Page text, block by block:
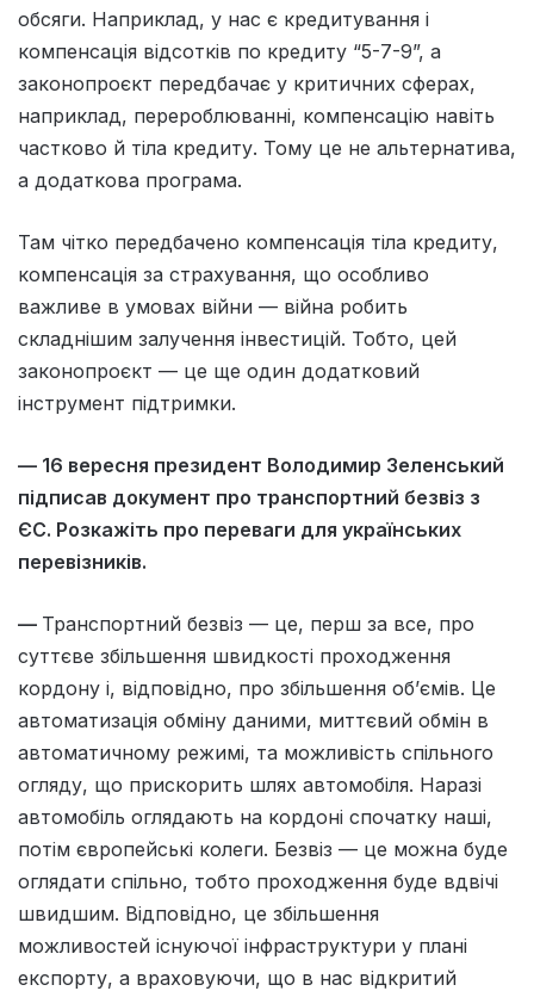
обсяги. Наприклад, у нас є кредитування і
компенсація відсотків по кредиту “5-7-9”, а
законопроєкт передбачає у критичних сферах,
наприклад, перероблюванні, компенсацію навіть
частково й тіла кредиту. Тому це не альтернатива,
а додаткова програма.
Там чітко передбачено компенсація тіла кредиту,
компенсація за страхування, що особливо
важливе в умовах війни — війна робить
складнішим залучення інвестицій. Тобто, цей
законопроєкт — це ще один додатковий
інструмент підтримки.
— 16 вересня президент Володимир Зеленський
підписав документ про транспортний безвіз з
ЄС. Розкажіть про переваги для українських
перевізників.
— Транспортний безвіз — це, перш за все, про
суттєве збільшення швидкості проходження
кордону і, відповідно, про збільшення об’ємів. Це
автоматизація обміну даними, миттєвий обмін в
автоматичному режимі, та можливість спільного
огляду, що прискорить шлях автомобіля. Наразі
автомобіль оглядають на кордоні спочатку наші,
потім європейські колеги. Безвіз — це можна буде
оглядати спільно, тобто проходження буде вдвічі
швидшим. Відповідно, це збільшення
можливостей існуючої інфраструктури у плані
експорту, а враховуючи, що в нас відкритий